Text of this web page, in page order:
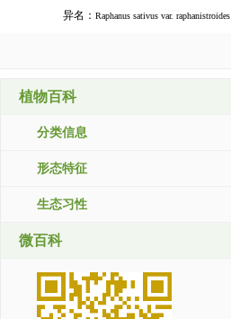
异名： Raphanus sativus var. raphanistroides
植物百科
分类信息
形态特征
生态习性
微百科